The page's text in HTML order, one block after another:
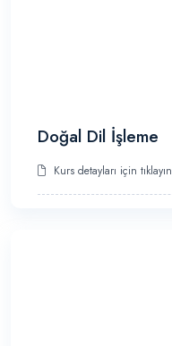
Doğal Dil İşleme
Kurs detayları için tıklayın